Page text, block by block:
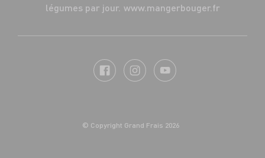
légumes par jour. www.mangerbouger.fr
© Copyright Grand Frais 2026